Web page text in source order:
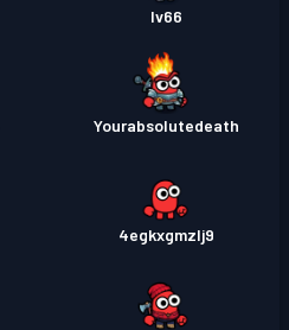
Iv66
Yourabsolutedeath
4egkxgmzlj9